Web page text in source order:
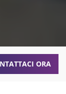
ORA